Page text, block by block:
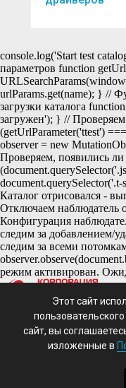
console.log('Start test
параметров function
urlParams.get(name); } //
загрузки каталога
загружен'); } //
(getUrlParameter('ttest')
observer = new
Проверяем, появились
Каталог отрисовался -
Отключаем наблюдатель
Конфигурация
следим за добавлением/
следим за всеми
режим активирован.
Этот сайт
сайт, вы
изложенные в
· Договор публичной
· Правила возврата и